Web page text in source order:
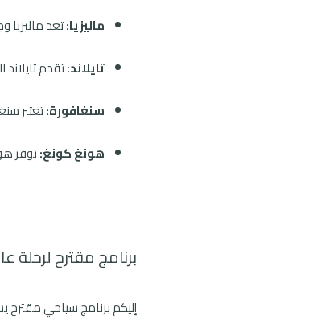
ماليزيا:تعد ماليزيا
تايلاند:تقدم
سنغافورة:تعتبر
هونغ كونغ:توفر
برنامج مقترح لرحلة
إليكم برنامج سياحي مقترح يستمر لمدة 10 أيام، يشمل أفضل